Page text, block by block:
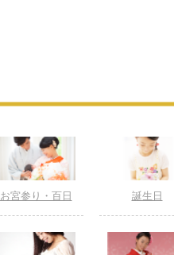
お宮参り・百日 誕生日